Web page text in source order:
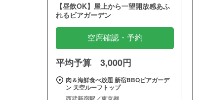
【昼飲OK】屋上から一望開放感あふ
れるビアガーデン
空席確認・予約
平均予算 3,000円
肉＆海鮮食べ放題 新宿BBQビアガーデ
ン 天空ルーフトップ